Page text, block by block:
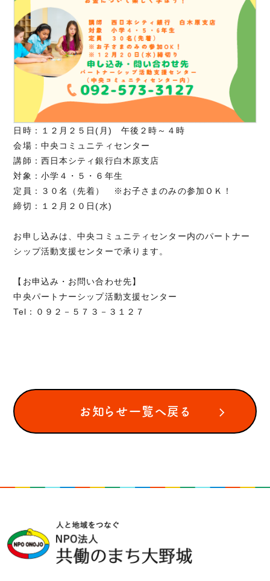
日時：１２月２５日(月) 午後２時～４時
会場：中央コミュニティセンター
講師：西日本シティ銀行白木原支店
対象：小学４・５・６年生
定員：３０名（先着） ※お子さまのみの参加ＯＫ！
締切：１２月２０日(水)
お申し込みは、中央コミュニティセンター内のパートナー
シップ活動支援センターで承ります。
【お申込み・お問い合わせ先】
中央パートナーシップ活動支援センター
Tel：０９２－５７３－３１２７
お知らせ一覧へ戻る